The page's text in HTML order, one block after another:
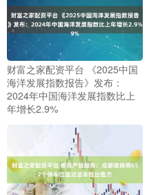
财富之家配资平台 《2025中国
海洋发展指数报告》发布：
2024年中国海洋发展指数比上
年增长2.9%